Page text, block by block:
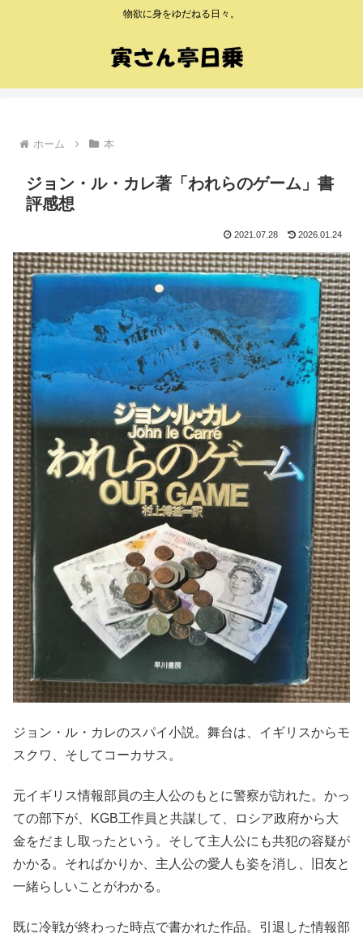
物欲に身をゆだねる日々。
ホーム 本
ジョン・ル・カレ著「われらのゲーム」書
評感想
2021.07.28 2026.01.24
ジョン・ル・カレのスパイ小説。舞台は、イギリスからモ
スクワ、そしてコーカサス。
元イギリス情報部員の主人公のもとに警察が訪れた。かっ
ての部下が、KGB工作員と共謀して、ロシア政府から大
金をだまし取ったという。そして主人公にも共犯の容疑が
かかる。そればかりか、主人公の愛人も姿を消し、旧友と
一緒らしいことがわかる。
既に冷戦が終わった時点で書かれた作品。引退した情報部